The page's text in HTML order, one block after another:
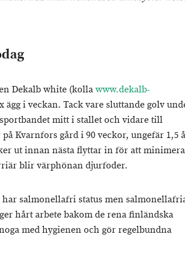
Dekalb white (kollawww.dekalb-
ägg i veckan. Tack vare sluttande golv
mitt i stallet och vidare till
Kvarnfors gård i 90 veckor, ungefär 1,5
ut innan nästa flyttar in för att minimera
blir värphönan djurfoder.
salmonellafri status men
hårt arbete bakom de rena finländska
med hygienen och gör regelbundna